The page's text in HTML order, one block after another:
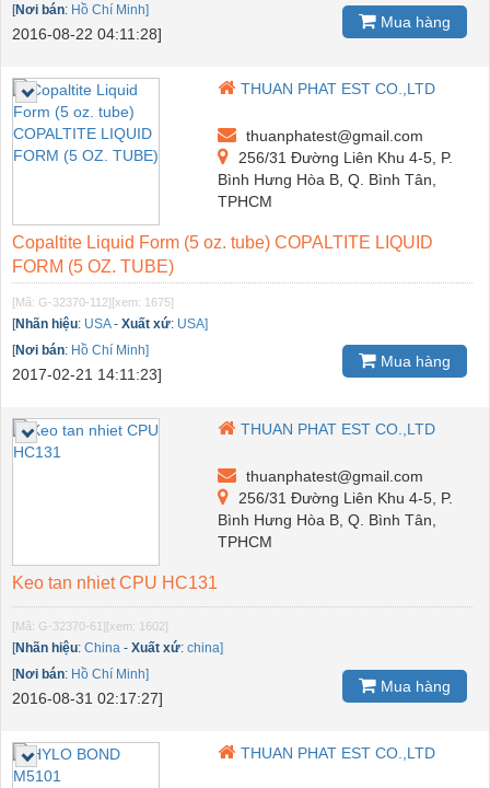
[Nơi bán: Hồ Chí Minh]
2016-08-22 04:11:28]
Mua hàng
THUAN PHAT EST CO.,LTD
thuanphatest@gmail.com
256/31 Đường Liên Khu 4-5, P.
Bình Hưng Hòa B, Q. Bình Tân,
TPHCM
Copaltite Liquid Form (5 oz. tube) COPALTITE LIQUID
FORM (5 OZ. TUBE)
[Mã: G-32370-112][xem: 1675]
[Nhãn hiệu: USA- Xuất xứ: USA]
[Nơi bán: Hồ Chí Minh]
2017-02-21 14:11:23]
Mua hàng
THUAN PHAT EST CO.,LTD
thuanphatest@gmail.com
256/31 Đường Liên Khu 4-5, P.
Bình Hưng Hòa B, Q. Bình Tân,
TPHCM
Keo tan nhiet CPU HC131
[Mã: G-32370-61][xem: 1602]
[Nhãn hiệu: China - Xuất xứ: china]
[Nơi bán: Hồ Chí Minh]
2016-08-31 02:17:27]
Mua hàng
THUAN PHAT EST CO.,LTD